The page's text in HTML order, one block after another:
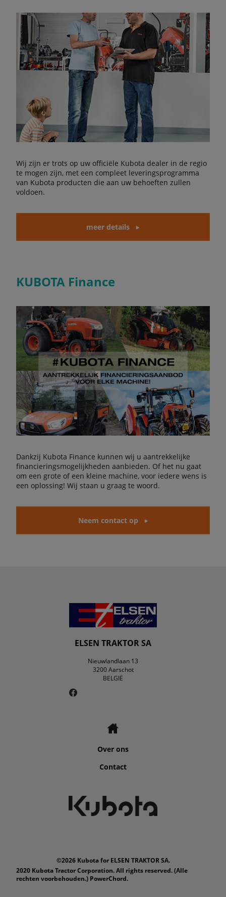
Wij zijn er trots op uw officiële Kubota dealer in de regio
te mogen zijn, met een compleet leveringsprogramma
van Kubota producten die aan uw behoeften zullen
voldoen.
meer details
KUBOTA Finance
Dankzij Kubota Finance kunnen wij u aantrekkelijke
financieringsmogelijkheden aanbieden. Of het nu gaat
om een grote of een kleine machine, voor iedere wens is
een oplossing! Wij staan u graag te woord.
Neem contact op
ELSEN TRAKTOR SA
Nieuwlandlaan 13
3200 Aarschot
BELGIË
Over ons
Contact
©2026 Kubota for ELSEN TRAKTOR SA.
2020 Kubota Tractor Corporation. All rights reserved. (Alle
rechten voorbehouden.) PowerChord.